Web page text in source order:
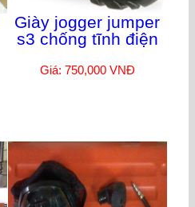
Giày jogger jumper
s3 chống tĩnh điện
Giá: 750,000 VNĐ